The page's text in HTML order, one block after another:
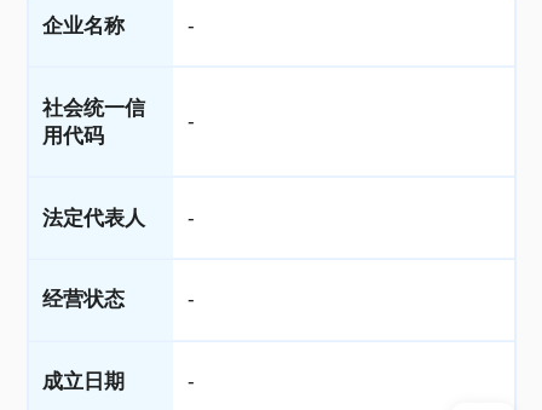
企业名称 -
社会统一信
用代码
-
法定代表人 -
经营状态 -
成立日期 -